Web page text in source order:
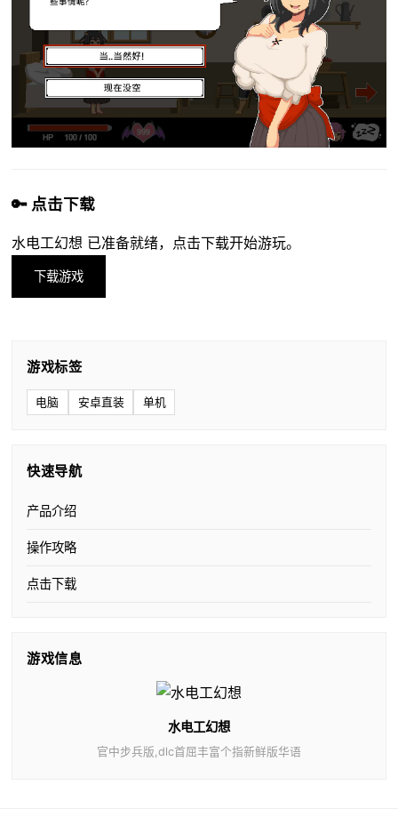
🔑 点击下载
水电工幻想 已准备就绪，点击下载开始游玩。
下载游戏
游戏标签
电脑 安卓直装 单机
快速导航
产品介绍
操作攻略
点击下载
游戏信息
水电工幻想
官中步兵版,dlc首屈丰富个指新鲜版华语